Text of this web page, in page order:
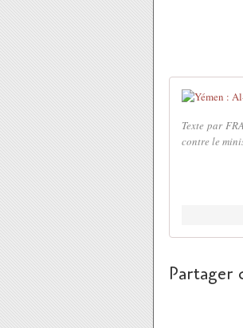
Texte par
contre le
Partager